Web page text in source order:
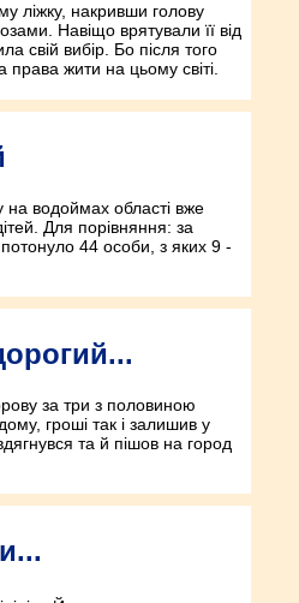
ліжку, накривши голову
Навіщо врятували її від
свій вибір. Бо після того
жити на цьому світі.
на водоймах області вже
Для порівняння: за
44 особи, з яких 9 -
за три з половиною
гроші так і залишив у
та й пішов на город